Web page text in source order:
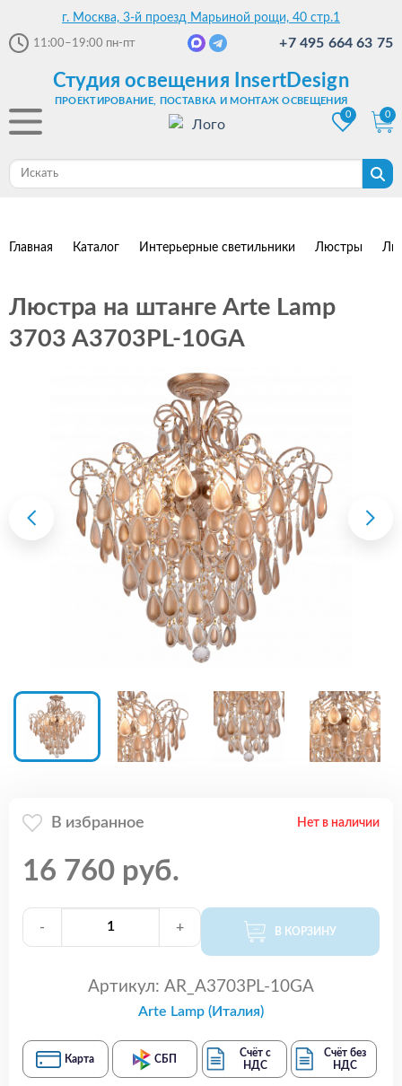
г. Москва, 3-й проезд Марьиной рощи, 40 стр.1
11:00–19:00 пн-пт +7 495 664 63 75
Студия освещения InsertDesign
ПРОЕКТИРОВАНИЕ, ПОСТАВКА И МОНТАЖ ОСВЕЩЕНИЯ
0
0
Главная Каталог Интерьерные светильники Люстры
Люстра на штанге Arte Lamp
3703 A3703PL-10GA
В избранное Нет в наличии
16 760 руб.
- + В КОРЗИНУ
Артикул: AR_A3703PL-10GA
Arte Lamp (Италия)
Карта СБП
Счёт с
НДС
Счёт без
НДС